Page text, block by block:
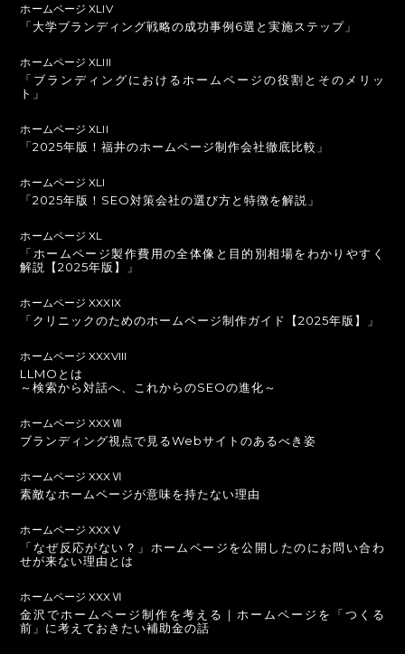
ホームページ XLIV
「大学ブランディング戦略の成功事例6選と実施ステップ」
ホームページ XLIII
「ブランディングにおけるホームページの役割とそのメリッ
ト」
ホームページ XLII
「2025年版！福井のホームページ制作会社徹底比較」
ホームページ XLI
「2025年版！SEO対策会社の選び方と特徴を解説」
ホームページ XL
「ホームページ製作費用の全体像と目的別相場をわかりやすく
解説【2025年版】」
ホームページ XXXIX
「クリニックのためのホームページ制作ガイド【2025年版】」
ホームページ XXXVIII
LLMOとは
～検索から対話へ、これからのSEOの進化～
ホームページ XXXⅦ
ブランディング視点で見るWebサイトのあるべき姿
ホームページ XXXⅥ
素敵なホームページが意味を持たない理由
ホームページ XXXⅤ
「なぜ反応がない？」ホームページを公開したのにお問い合わ
せが来ない理由とは
ホームページ XXXⅥ
金沢でホームページ制作を考える｜ホームページを「つくる
前」に考えておきたい補助金の話